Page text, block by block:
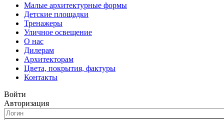
Малые архитектурные формы
Детские площадки
Тренажеры
Уличное освещение
О нас
Дилерам
Архитекторам
Цвета, покрытия, фактуры
Контакты
Войти
Авторизация